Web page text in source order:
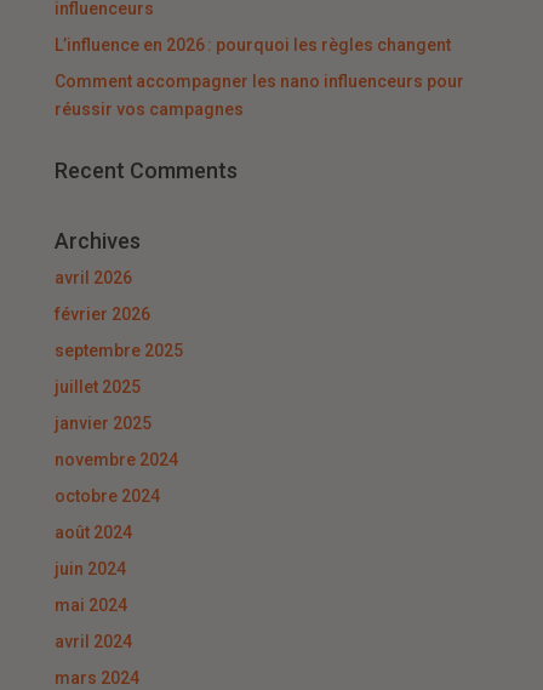
influenceurs
L’influence en 2026 : pourquoi les règles changent
Comment accompagner les nano influenceurs pour
réussir vos campagnes
Recent Comments
Archives
avril 2026
février 2026
septembre 2025
juillet 2025
janvier 2025
novembre 2024
octobre 2024
août 2024
juin 2024
mai 2024
avril 2024
mars 2024